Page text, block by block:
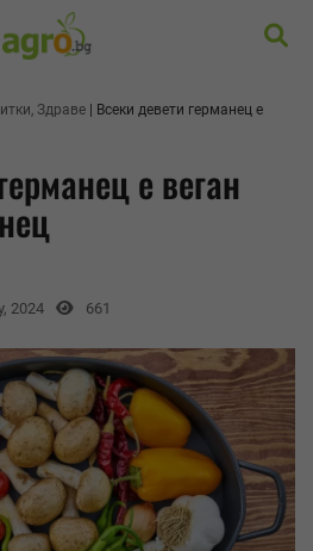
Здраве
Всеки девети германец е
е веган
2024 661